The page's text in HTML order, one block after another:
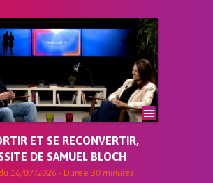
ET SE RECONVERTIR,
DE SAMUEL BLOCH
16/07/2026 - Durée 30 minutes